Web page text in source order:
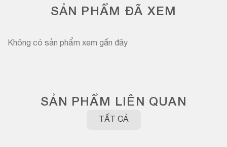
SẢN PHẨM ĐÃ XEM
Không có sản phẩm xem gần đây
SẢN PHẨM LIÊN QUAN
TẤT CẢ